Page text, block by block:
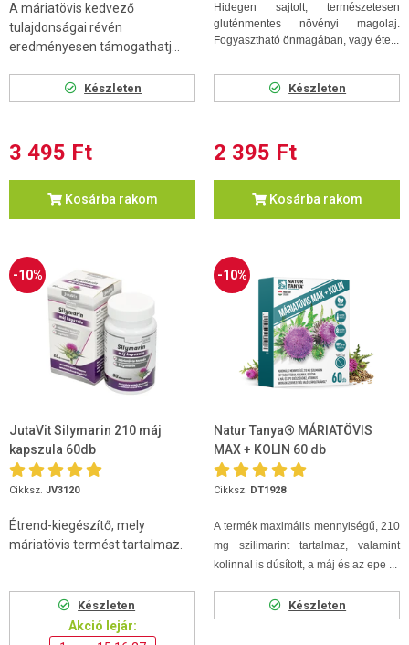
A máriatövis kedvező
tulajdonságai révén
eredményesen támogathatj...
Készleten
3 495 Ft
Kosárba rakom
Hidegen sajtolt, természetesen
gluténmentes növényi magolaj.
Fogyasztható önmagában, vagy éte...
Készleten
2 395 Ft
Kosárba rakom
-10%
JutaVit Silymarin 210 máj
kapszula 60db
Cikksz. JV3120
Étrend-kiegészítő, mely
máriatövis termést tartalmaz.
Készleten
Akció lejár:
-10%
Natur Tanya® MÁRIATÖVIS
MAX + KOLIN 60 db
Cikksz. DT1928
A termék maximális mennyiségű, 210
mg szilimarint tartalmaz, valamint
kolinnal is dúsított, a máj és az epe ...
Készleten